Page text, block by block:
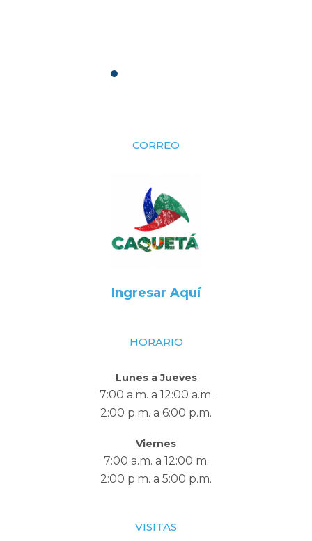
CORREO
Ingresar Aquí
HORARIO
Lunes a Jueves
7:00 a.m. a 12:00 a.m.
2:00 p.m. a 6:00 p.m.
Viernes
7:00 a.m. a 12:00 m.
2:00 p.m. a 5:00 p.m.
VISITAS